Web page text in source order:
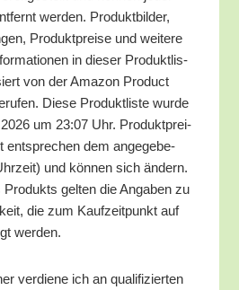
wer­den. Pro­dukt­bil­der,
Pro­dukt­prei­se und wei­te­re
in die­ser Pro­dukt­lis­
von der Ama­zon Pro­duct
Die­se Pro­dukt­lis­te wur­de
um 23:07 Uhr. Pro­dukt­prei­
ent­spre­chen dem ange­ge­be­
und kön­nen sich ändern.
gel­ten die Anga­ben zu
die zum Kauf­zeit­punkt auf
werden.
ver­die­ne ich an qua­li­fi­zier­ten